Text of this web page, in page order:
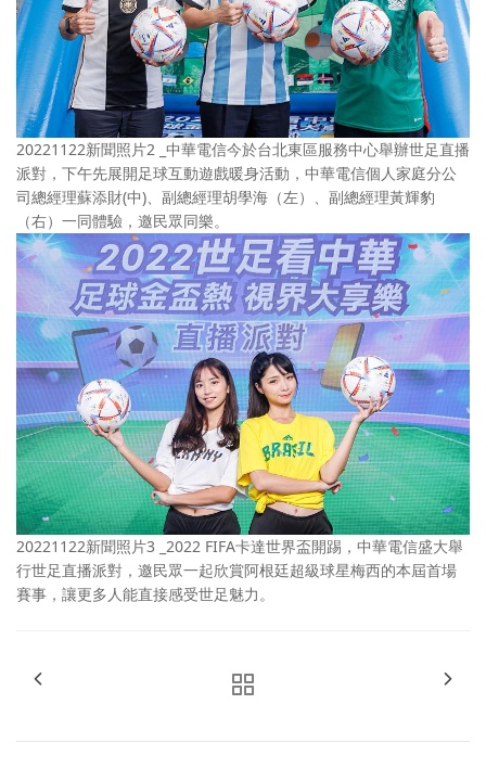
20221122新聞照片2 _中華電信今於台北東區服務中心舉辦世足直播
派對，下午先展開足球互動遊戲暖身活動，中華電信個人家庭分公
司總經理蘇添財(中)、副總經理胡學海（左）、副總經理黃輝豹
（右）一同體驗，邀民眾同樂。
20221122新聞照片3 _2022 FIFA卡達世界盃開踢，中華電信盛大舉
行世足直播派對，邀民眾一起欣賞阿根廷超級球星梅西的本屆首場
賽事，讓更多人能直接感受世足魅力。